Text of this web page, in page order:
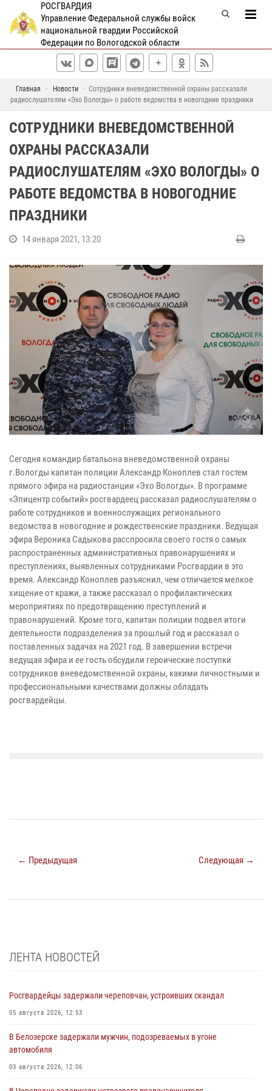
РОСГВАРДИЯ
Управление Федеральной службы войск
национальной гвардии Российской
Федерации по Вологодской области
Главная Новости
Сотрудники вневедомственной охраны рассказали
радиослушателям «Эхо Вологды» о работе ведомства в новогодние праздники
СОТРУДНИКИ ВНЕВЕДОМСТВЕННОЙ
ОХРАНЫ РАССКАЗАЛИ
РАДИОСЛУШАТЕЛЯМ «ЭХО ВОЛОГДЫ» О
РАБОТЕ ВЕДОМСТВА В НОВОГОДНИЕ
ПРАЗДНИКИ
14 января 2021, 13:20
Сегодня командир батальона вневедомственной охраны
г.Вологды капитан полиции Александр Коноплев стал гостем
прямого эфира на радиостанции «Эхо Вологды». В программе
«Эпицентр событий» росгвардеец рассказал радиослушателям о
работе сотрудников и военнослужащих регионального
ведомства в новогодние и рождественские праздники. Ведущая
эфира Вероника Садыкова расспросила своего гостя о самых
распространенных административных правонарушениях и
преступлениях, выявленных сотрудниками Росгвардии в это
время. Александр Коноплев разъяснил, чем отличается мелкое
хищение от кражи, а также рассказал о профилактических
мероприятиях по предотвращению преступлений и
правонарушений. Кроме того, капитан полиции подвел итоги
деятельности подразделения за прошлый год и рассказал о
поставленных задачах на 2021 год. В завершении встречи
ведущая эфира и ее гость обсудили героические поступки
сотрудников вневедомственной охраны, какими личностными и
профессиональными качествами должны обладать
росгвардейцы.
← Предыдущая Следующая →
ЛЕНТА НОВОСТЕЙ
Росгвардейцы задержали череповчан, устроивших скандал
05 августа 2026, 12:53
В Белозерске задержали мужчин, подозреваемых в угоне
автомобиля
03 августа 2026, 12:06